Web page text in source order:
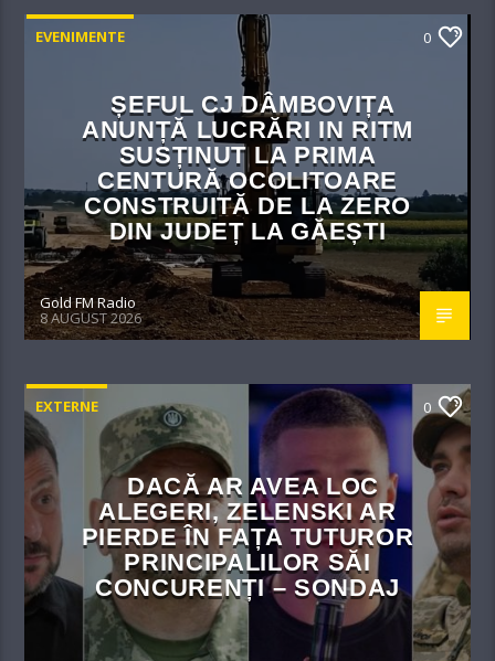
EVENIMENTE 0
ȘEFUL CJ DÂMBOVIȚA
ANUNȚĂ LUCRĂRI IN RITM
SUSȚINUT LA PRIMA
CENTURĂ OCOLITOARE
CONSTRUITĂ DE LA ZERO
DIN JUDEȚ LA GĂEȘTI
Gold FM Radio
8 AUGUST 2026
EXTERNE 0
DACĂ AR AVEA LOC
ALEGERI, ZELENSKI AR
PIERDE ÎN FAȚA TUTUROR
PRINCIPALILOR SĂI
CONCURENȚI – SONDAJ